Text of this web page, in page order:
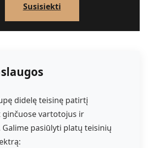
Susisiekti
didelę teisinę patirtį
vartotojus ir
pasiūlyti platų teisinių